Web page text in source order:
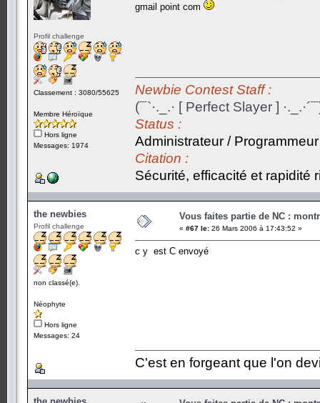
Profil challenge
Classement : 3080/55625
Membre Héroïque
Hors ligne
Messages: 1974
gmail point com
Newbie Contest Staff :
(¯`·._.· [ Perfect Slayer ]
Status :
Administrateur /
Citation :
Sécurité, efficacité et rapidité
the newbies
Profil challenge
non classé(e).
Néophyte
Hors ligne
Messages: 24
Vous faites partie de NC :
« #67 le: 26 Mars 2006 à 17:43:52 »
c y est C envoyé
C'est en forgeant que l'on